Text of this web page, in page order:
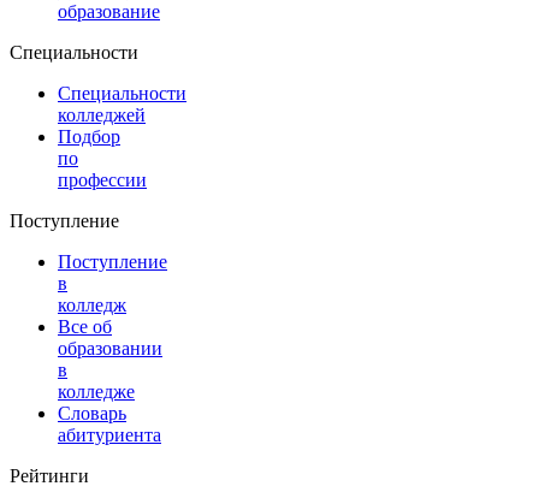
образование
Специальности
Специальности
колледжей
Подбор
по
профессии
Поступление
Поступление
в
колледж
Все об
образовании
в
колледже
Словарь
абитуриента
Рейтинги